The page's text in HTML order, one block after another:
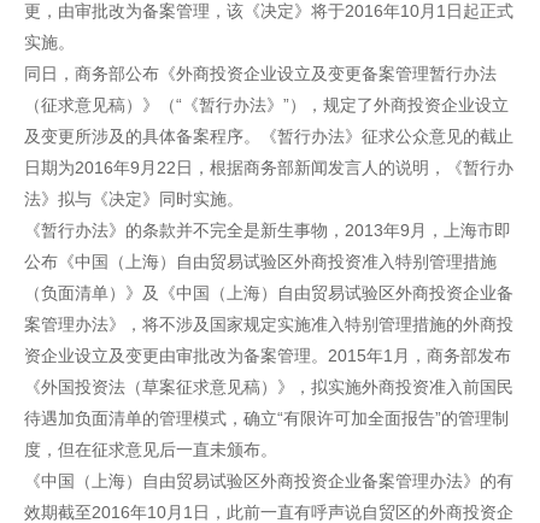
更，由审批改为备案管理，该《决定》将于2016年10月1日起正式
实施。
同日，商务部公布《外商投资企业设立及变更备案管理暂行办法
（征求意见稿）》（“《暂行办法》”），规定了外商投资企业设立
及变更所涉及的具体备案程序。《暂行办法》征求公众意见的截止
日期为2016年9月22日，根据商务部新闻发言人的说明，《暂行办
法》拟与《决定》同时实施。
《暂行办法》的条款并不完全是新生事物，2013年9月，上海市即
公布《中国（上海）自由贸易试验区外商投资准入特别管理措施
（负面清单）》及《中国（上海）自由贸易试验区外商投资企业备
案管理办法》，将不涉及国家规定实施准入特别管理措施的外商投
资企业设立及变更由审批改为备案管理。2015年1月，商务部发布
《外国投资法（草案征求意见稿）》，拟实施外商投资准入前国民
待遇加负面清单的管理模式，确立“有限许可加全面报告”的管理制
度，但在征求意见后一直未颁布。
《中国（上海）自由贸易试验区外商投资企业备案管理办法》的有
效期截至2016年10月1日，此前一直有呼声说自贸区的外商投资企